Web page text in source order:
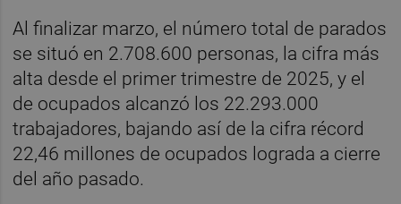
Al finalizar marzo, el número total de parados
se situó en 2.708.600 personas, la cifra más
alta desde el primer trimestre de 2025, y el
de ocupados alcanzó los 22.293.000
trabajadores, bajando así de la cifra récord
22,46 millones de ocupados lograda a cierre
del año pasado.